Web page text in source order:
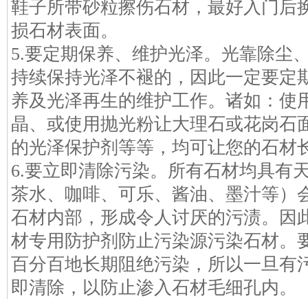
鞋子所带砂粒擦伤石材，最好入门后
损石材表面。
5.要定期保养、维护光泽。光靠除尘
持续保持光泽不褪的，因此一定要定
养及光泽再生的维护工作。诸如：使
晶、或使用抛光粉让大理石或花岗石
的光泽保护剂等等，均可让您的石材
6.要立即清除污染。所有石材均具有
茶水、咖啡、可乐、酱油、墨汁等）
石材内部，形成令人讨厌的污渍。因
材专用防护剂防止污染源污染石材。
百分百地长期阻绝污染，所以一旦有
即清除，以防止渗入石材毛细孔内。